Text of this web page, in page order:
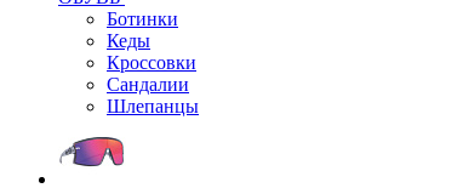
Ботинки
Кеды
Кроссовки
Сандалии
Шлепанцы